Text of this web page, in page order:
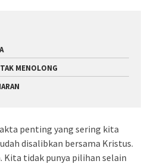
MENOLONG
penting yang sering kita
disalibkan bersama Kristus.
Kita tidak punya pilihan selain